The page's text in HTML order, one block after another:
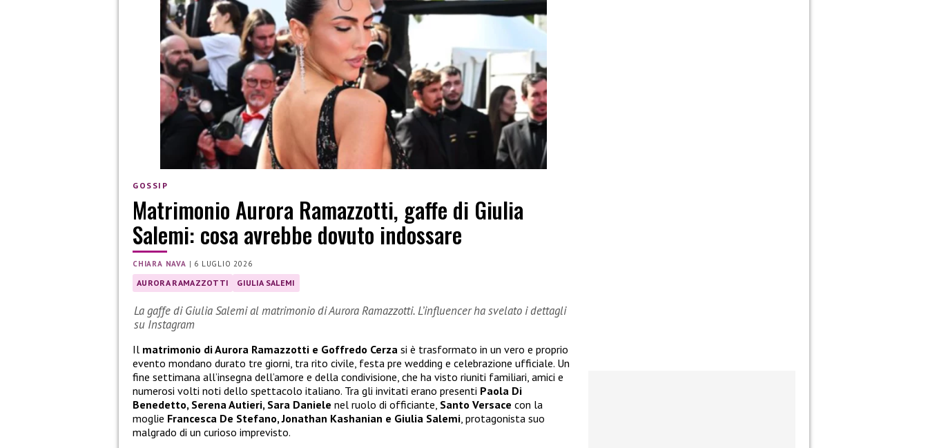
GOSSIP
Matrimonio Aurora Ramazzotti, gaffe di Giulia
Salemi: cosa avrebbe dovuto indossare
CHIARA NAVA | 6 LUGLIO 2026
AURORA RAMAZZOTTI GIULIA SALEMI
La gaffe di Giulia Salemi al matrimonio di Aurora Ramazzotti. L’influencer ha svelato i dettagli
su Instagram
Il matrimonio di Aurora Ramazzotti e Goffredo Cerza si è trasformato in un vero e proprio
evento mondano durato tre giorni, tra rito civile, festa pre wedding e celebrazione ufficiale. Un
fine settimana all’insegna dell’amore e della condivisione, che ha visto riuniti familiari, amici e
numerosi volti noti dello spettacolo italiano. Tra gli invitati erano presenti Paola Di
Benedetto, Serena Autieri, Sara Daniele nel ruolo di officiante, Santo Versace con la
moglie Francesca De Stefano, Jonathan Kashanian e Giulia Salemi, protagonista suo
malgrado di un curioso imprevisto.